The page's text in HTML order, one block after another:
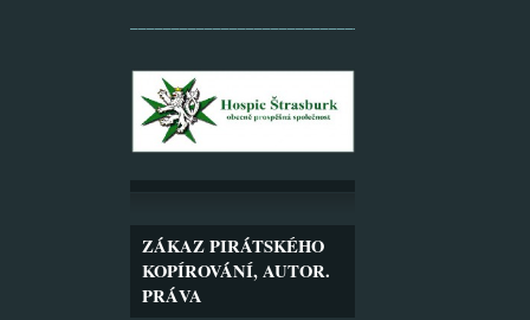
ZÁKAZ PIRÁTSKÉHO
KOPÍROVÁNÍ, AUTOR.
PRÁVA